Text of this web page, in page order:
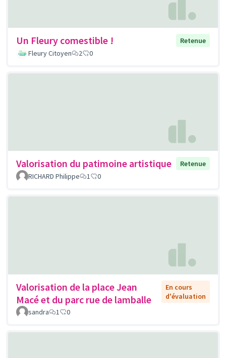
Un Fleury comestible !
Retenue
Fleury Citoyen
2 0
Valorisation du patimoine artistique
Retenue
RICHARD Philippe
1 0
Valorisation de la place Jean
Macé et du parc rue de lamballe
En cours
d'évaluation
sandra
1 0